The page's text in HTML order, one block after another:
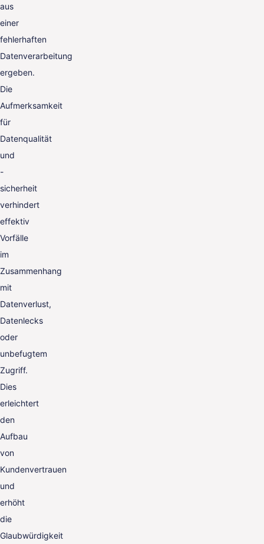
aus
einer
fehlerhaften
Datenverarbeitung
ergeben.
Die
Aufmerksamkeit
für
Datenqualität
und
-
sicherheit
verhindert
effektiv
Vorfälle
im
Zusammenhang
mit
Datenverlust,
Datenlecks
oder
unbefugtem
Zugriff.
Dies
erleichtert
den
Aufbau
von
Kundenvertrauen
und
erhöht
die
Glaubwürdigkeit